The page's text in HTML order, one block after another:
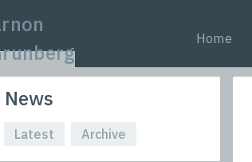
Home
News
Latest Archive